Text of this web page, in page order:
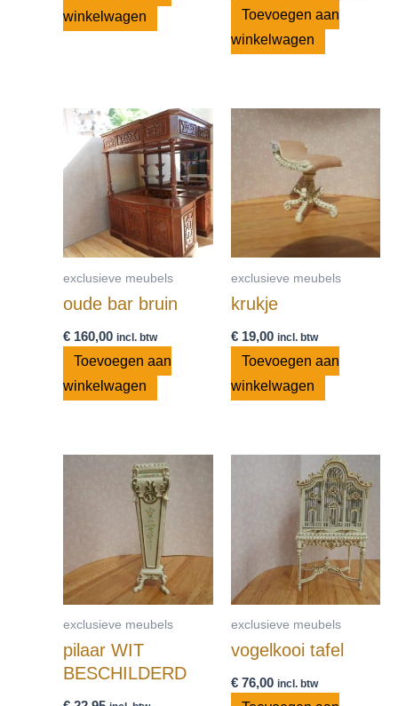
winkelwagen
Toevoegen aan
winkelwagen
exclusieve meubels
oude bar bruin
€ 160,00 incl. btw
Toevoegen aan
winkelwagen
exclusieve meubels
krukje
€19,00 incl. btw
Toevoegen aan
winkelwagen
exclusieve meubels
pilaar WIT
BESCHILDERD
exclusieve meubels
vogelkooi tafel
€76,00 incl. btw